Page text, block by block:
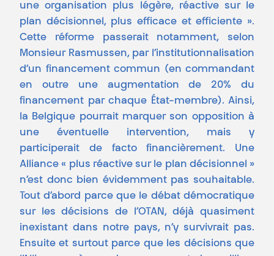
une organisation plus légère, réactive sur le
plan décisionnel, plus efficace et efficiente ».
Cette réforme passerait notamment, selon
Monsieur Rasmussen, par l’institutionnalisation
d’un financement commun (en commandant
en outre une augmentation de 20% du
financement par chaque État-membre). Ainsi,
la Belgique pourrait marquer son opposition à
une éventuelle intervention, mais y
participerait de facto financièrement. Une
Alliance « plus réactive sur le plan décisionnel »
n’est donc bien évidemment pas souhaitable.
Tout d’abord parce que le débat démocratique
sur les décisions de l’OTAN, déjà quasiment
inexistant dans notre pays, n’y survivrait pas.
Ensuite et surtout parce que les décisions que